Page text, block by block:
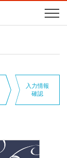
入力情報
確認